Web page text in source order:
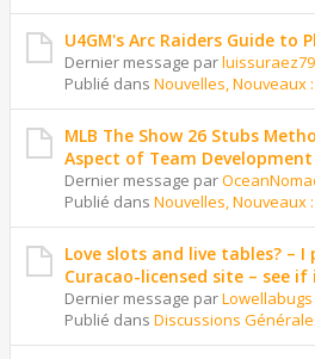
U4GM's Arc Raiders Guide to
Dernier message par
Publié dans Nouvelles, Nouveaux
MLB The Show 26 Stubs
Aspect of Team Development
Dernier message par
Publié dans Nouvelles, Nouveaux
Love slots and live tables? –
Curacao-licensed site – see
Dernier message parLowellabugs
Publié dans Discussions